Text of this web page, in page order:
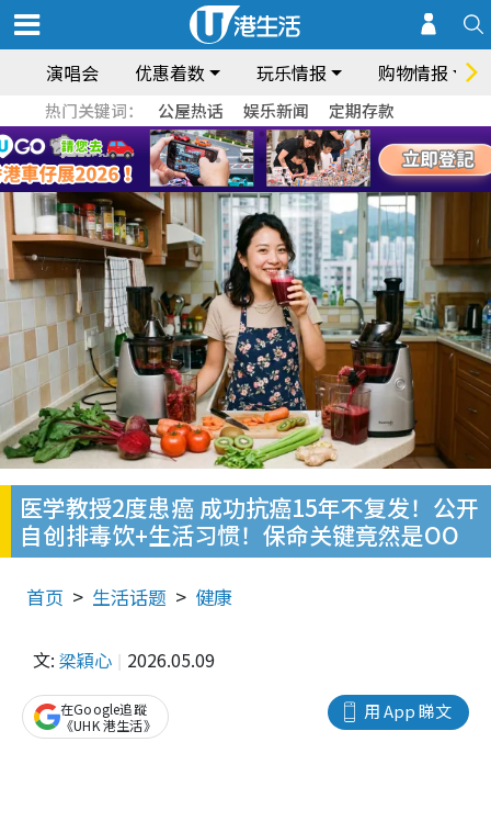
演唱会 优惠着数 玩乐情报 购物情报
热门关键词： 公屋热话 娱乐新闻 定期存款
医学教授2度患癌 成功抗癌15年不复发！公开
自创排毒饮+生活习惯！保命关键竟然是OO
首页 生活话题 健康
文: 梁穎心 2026.05.09
用 App 睇文
在Google追蹤
《UHK 港生活》